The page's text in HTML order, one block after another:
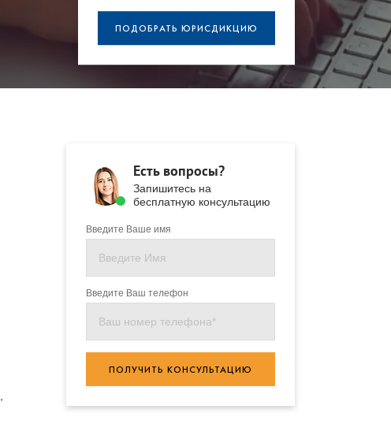
ПОДОБРАТЬ ЮРИСДИКЦИЮ
Есть вопросы?
Запишитесь на
бесплатную консультацию
Введите Ваше имя
Введите Ваш телефон
ПОЛУЧИТЬ КОНСУЛЬТАЦИЮ